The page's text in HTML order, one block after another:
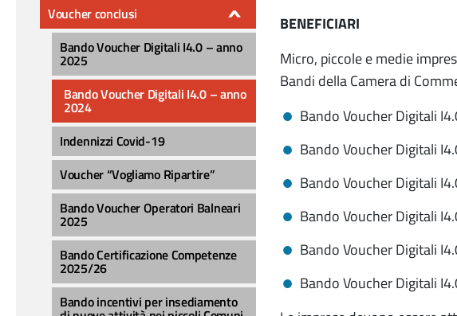
BENEFICIARI
Micro, piccole e medie
Bandi della Camera di
Bando Voucher Digitali
Bando Voucher Digitali
Bando Voucher Digitali
Bando Voucher Digitali
Bando Voucher Digitali
Bando Voucher Digitali
Voucher conclusi
Bando Voucher Digitali I4.0 – anno
2025
Bando Voucher Digitali I4.0 – anno
2024
Indennizzi Covid-19
Voucher “Vogliamo Ripartire”
Bando Voucher Operatori Balneari
2025
Bando Certificazione Competenze
2025/26
Bando incentivi per insediamento